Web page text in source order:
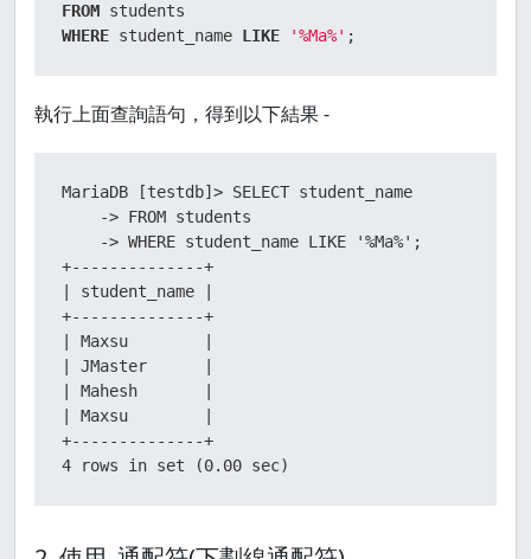
FROM
WHERE student_name LIKE '%Ma%' ;
執行上面查詢語句，得到以下結果 -
MariaDB [testdb]> SELECT student_name
    -> FROM students
    -> WHERE student_name LIKE '%Ma%';
+--------------+
| student_name |
+--------------+
| Maxsu        |
| JMaster      |
| Mahesh       |
| Maxsu        |
+--------------+
4 rows in set (0.00 sec)